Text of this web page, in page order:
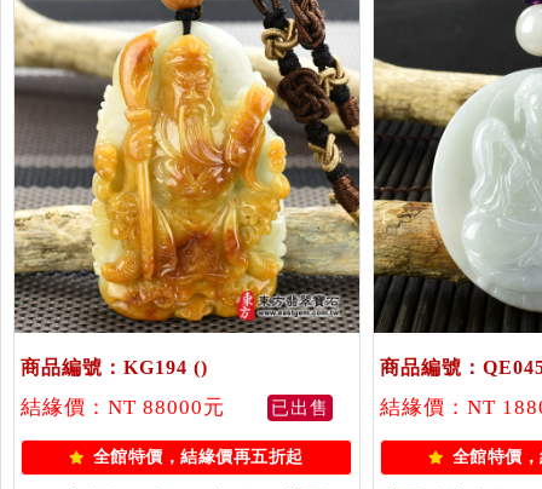
商品編號：KG194 ()
結緣價：NT 88000元 已出售
全館特價，結緣價再五折起
商品編號：
結緣價：NT
全館特價